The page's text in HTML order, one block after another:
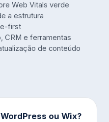
Web Vitals verde
a estrutura
first
CRM e ferramentas
de conteúdo
ou Wix?